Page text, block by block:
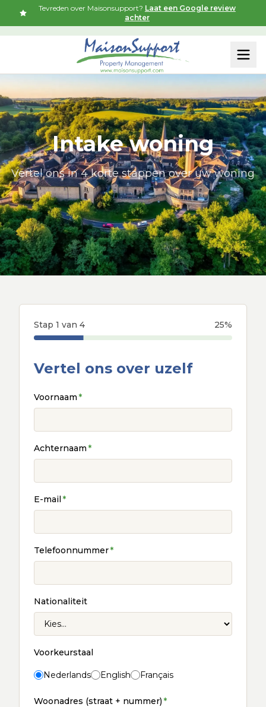
Tevreden over Maisonsupport? Laat een Google review
achter
Intake woning
Vertel ons in 4 korte stappen over uw woning
Stap 1 van 4 25%
Vertel ons over uzelf
Voornaam*
Achternaam*
E-mail*
Telefoonnummer*
Nationaliteit
Voorkeurstaal
Nederlands English Français
Woonadres (straat + nummer)*